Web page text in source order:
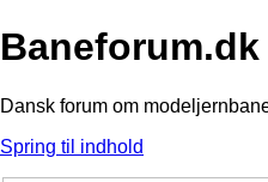
Baneforum.dk
Dansk forum om
Spring til indhold